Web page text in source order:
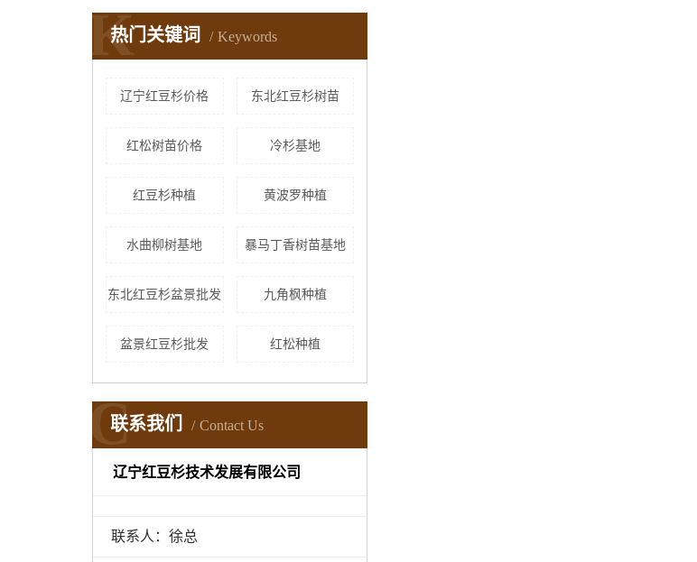
热门关键词 Keywords
K
辽宁红豆杉价格 东北红豆杉树苗
红松树苗价格 冷杉基地
红豆杉种植 黄波罗种植
水曲柳树基地 暴马丁香树苗基地
东北红豆杉盆景批发 九角枫种植
盆景红豆杉批发 红松种植
联系我们 Contact Us
C
辽宁红豆杉技术发展有限公司
联系人：徐总